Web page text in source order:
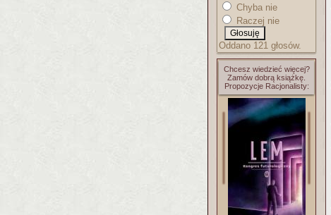
Chyba nie
Raczej nie
Oddano 121 głosów.
Chcesz wiedzieć więcej?
Zamów dobrą książkę.
Propozycje Racjonalisty: